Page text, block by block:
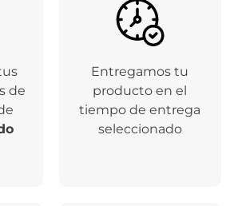
de
Entregamos tu
producto en el
tiempo de entrega
seleccionado